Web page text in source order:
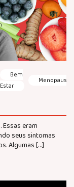
Bem
Estar
Menopausa
Essas eram
seus sintomas
Algumas […]